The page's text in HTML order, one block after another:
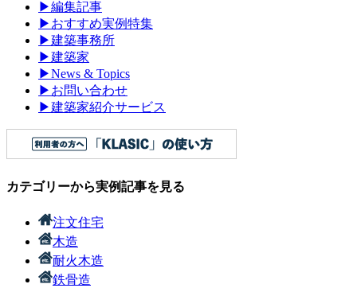
▶編集記事
▶ おすすめ実例特集
▶建築事務所
▶建築家
▶News & Topics
▶ お問い合わせ
▶建築家紹介サービス
カテゴリーから実例記事を見る
注文住宅
木造
耐火木造
鉄骨造